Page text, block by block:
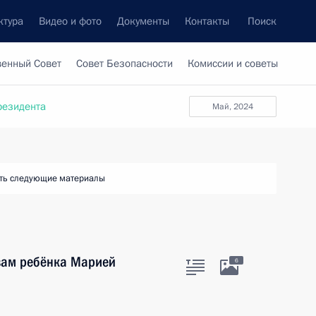
Видео и фото Документы Контакты Поиск
Совет Совет Безопасности Комиссии и советы
май, 2024
следующие материалы
ребёнка Марией 6